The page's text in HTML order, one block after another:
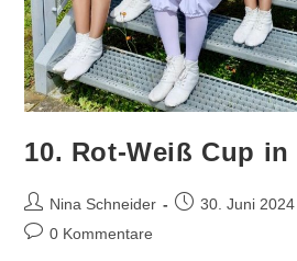
10. Rot-Weiß Cup in
Beitrags-
Autor:
Nina Schneider
Beitrag30. Juni 2024
Beitrags-
0 Kommentare